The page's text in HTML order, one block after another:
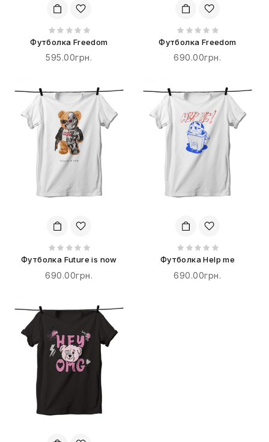
Футболка Freedom
595.00грн.
Футболка Freedom
690.00грн.
Футболка Future is now
690.00грн.
Футболка Help me
690.00грн.